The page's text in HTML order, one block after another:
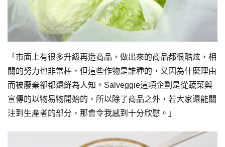
「市面上有很多升級再造商品，做出來的商品都很酷炫，相
關的努力也非常棒，但這些作物是誰種的，又因為什麼理由
而被廢棄卻都還鮮為人知。Salveggie這項企劃是從蔬菜與
宣傳的以物易物開始的，所以除了商品之外，若大家還能關
注到生產者的部分，那會令我感到十分欣慰。」